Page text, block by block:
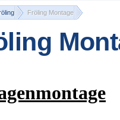
Edle Badheizkörper
Fröling Montage